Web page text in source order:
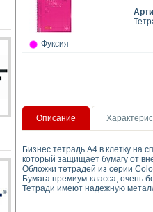
Фуксия
Описание
Бизнес тетрадь А4 в клетку на
который защищает бумагу от
Обложки тетрадей из серии
Бумага премиум-класса, очень
Тетради имеют надежную